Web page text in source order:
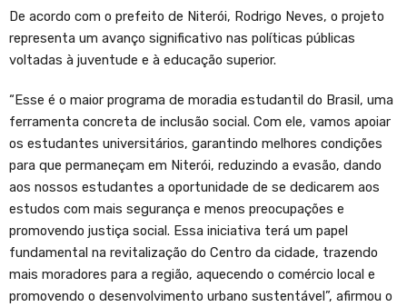
De acordo com o prefeito de Niterói, Rodrigo Neves, o projeto
representa um avanço significativo nas políticas públicas
voltadas à juventude e à educação superior.
“Esse é o maior programa de moradia estudantil do Brasil, uma
ferramenta concreta de inclusão social. Com ele, vamos apoiar
os estudantes universitários, garantindo melhores condições
para que permaneçam em Niterói, reduzindo a evasão, dando
aos nossos estudantes a oportunidade de se dedicarem aos
estudos com mais segurança e menos preocupações e
promovendo justiça social. Essa iniciativa terá um papel
fundamental na revitalização do Centro da cidade, trazendo
mais moradores para a região, aquecendo o comércio local e
promovendo o desenvolvimento urbano sustentável”, afirmou o